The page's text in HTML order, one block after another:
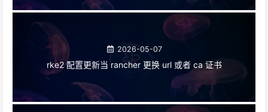
2026-05-07
rke2 配置更新当 rancher 更换 url 或者 ca 证书